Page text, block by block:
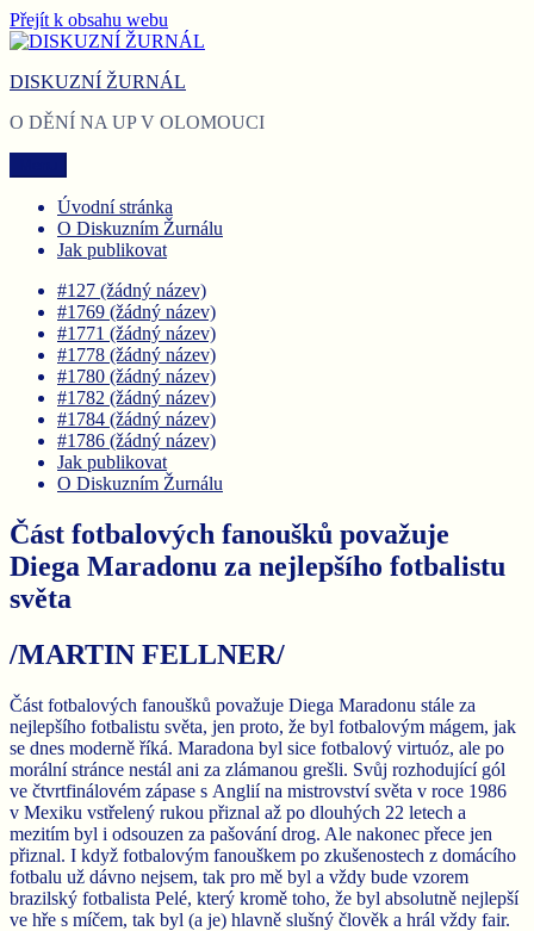
Přejít k obsahu webu
DISKUZNÍ ŽURNÁL
O DĚNÍ NA UP V OLOMOUCI
Úvodní stránka
O Diskuzním Žurnálu
Jak publikovat
#127 (žádný název)
#1769 (žádný název)
#1771 (žádný název)
#1778 (žádný název)
#1780 (žádný název)
#1782 (žádný název)
#1784 (žádný název)
#1786 (žádný název)
Jak publikovat
O Diskuzním Žurnálu
Část fotbalových fanoušků považuje
Diega Maradonu za nejlepšího fotbalistu
světa
/MARTIN FELLNER/
Část fotbalových fanoušků považuje Diega Maradonu stále za
nejlepšího fotbalistu světa, jen proto, že byl fotbalovým mágem, jak
se dnes moderně říká. Maradona byl sice fotbalový virtuóz, ale po
morální stránce nestál ani za zlámanou grešli. Svůj rozhodující gól
ve čtvrtfinálovém zápase s Anglií na mistrovství světa v roce 1986
v Mexiku vstřelený rukou přiznal až po dlouhých 22 letech a
mezitím byl i odsouzen za pašování drog. Ale nakonec přece jen
přiznal. I když fotbalovým fanouškem po zkušenostech z domácího
fotbalu už dávno nejsem, tak pro mě byl a vždy bude vzorem
brazilský fotbalista Pelé, který kromě toho, že byl absolutně nejlepší
ve hře s míčem, tak byl (a je) hlavně slušný člověk a hrál vždy fair.